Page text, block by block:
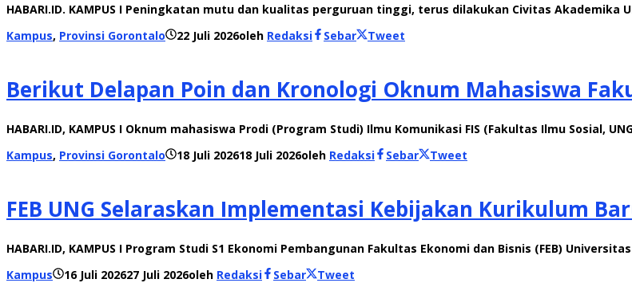
HABARI.ID. KAMPUS I Peningkatan mutu dan kualitas perguruan tinggi, terus dilakukan Civitas
Kampus, Provinsi Gorontalo 22 Juli 2026oleh Redaksi Sebar Tweet
Berikut Delapan Poin dan Kronologi Oknum Mahasiswa
HABARI.ID, KAMPUS I Oknum mahasiswa Prodi (Program Studi) Ilmu Komunikasi FIS (Fakultas Ilmu Sosial,
Kampus, Provinsi Gorontalo 18 Juli 202618 Juli 2026oleh Redaksi Sebar Tweet
FEB UNG Selaraskan Implementasi Kebijakan Kurikulum
HABARI.ID, KAMPUS I Program Studi S1 Ekonomi Pembangunan Fakultas Ekonomi dan Bisnis (FEB)
Kampus
16 Juli 202627 Juli 2026oleh Redaksi Sebar Tweet